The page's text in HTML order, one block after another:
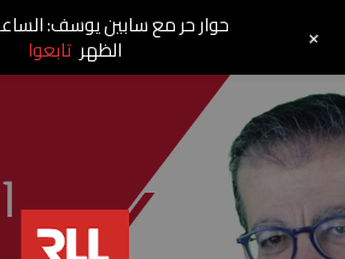
حوار حر مع سابين يوسف:
الظهر تابعوا +